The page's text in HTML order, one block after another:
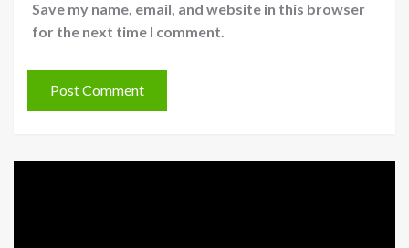
Save my name, email, and website in this browser
for the next time I comment.